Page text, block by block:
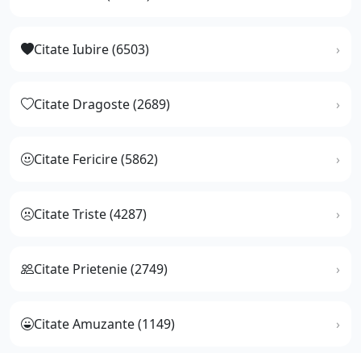
Citate Iubire (6503)
Citate Dragoste (2689)
Citate Fericire (5862)
Citate Triste (4287)
Citate Prietenie (2749)
Citate Amuzante (1149)